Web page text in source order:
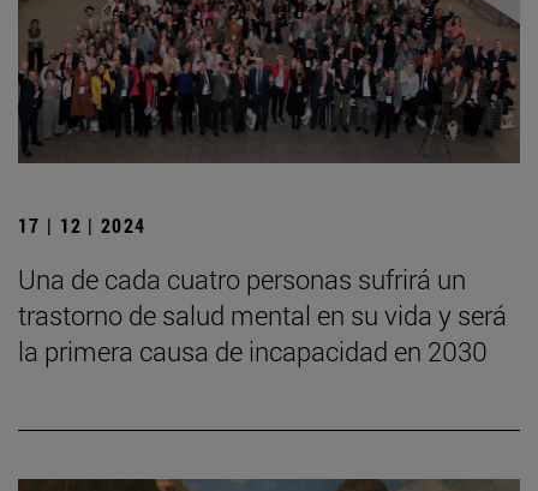
17 | 12 | 2024
Una de cada cuatro personas sufrirá un
trastorno de salud mental en su vida y será
la primera causa de incapacidad en 2030